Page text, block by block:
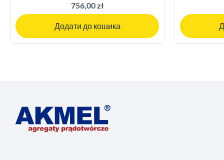
756,00 zł
Додати до кошика